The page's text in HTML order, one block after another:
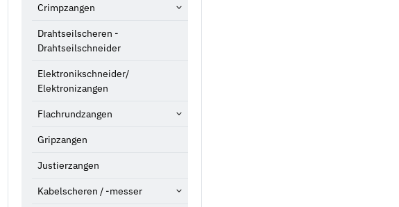
Crimpzangen
Drahtseilscheren -
Drahtseilschneider
Elektronikschneider/
Elektronizangen
Flachrundzangen
Gripzangen
Justierzangen
Kabelscheren / -messer